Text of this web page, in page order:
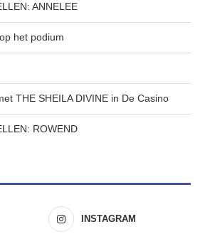
ANNELEE
het podium
THE SHEILA DIVINE in De Casino
ROWEND
INSTAGRAM